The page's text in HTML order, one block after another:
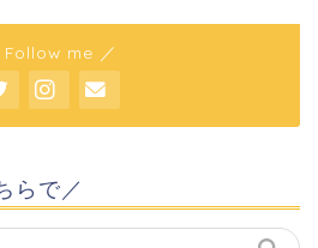
Follow me ／
らで／